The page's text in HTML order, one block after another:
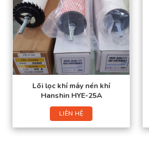
Lõi lọc khí máy nén khí
Hanshin HYE-25A
LIÊN HỆ